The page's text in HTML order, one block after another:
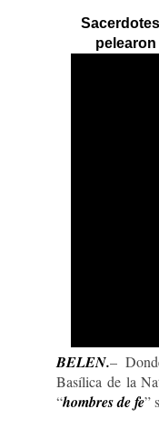
BELEN.–
Basílica de la
“hombres de fe”